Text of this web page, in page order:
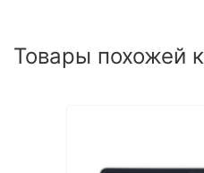
Товары похожей